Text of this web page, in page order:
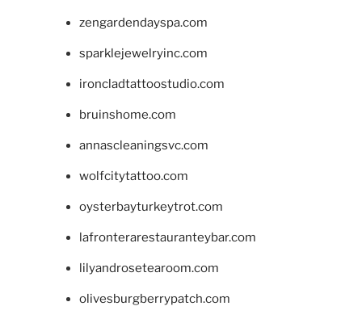
zengardendayspa.com
sparklejewelryinc.com
ironcladtattoostudio.com
bruinshome.com
annascleaningsvc.com
wolfcitytattoo.com
oysterbayturkeytrot.com
lafronterarestauranteybar.com
lilyandrosetearoom.com
olivesburgberrypatch.com